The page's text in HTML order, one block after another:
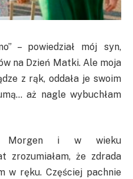
– powiedział mój syn,
na Dzień Matki. Ale moja
z rąk, oddała je swoim
aż nagle wybuchłam
Morgen i w wieku
zrozumiałam, że zdrada
w ręku. Częściej pachnie